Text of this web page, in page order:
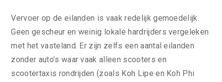
Vervoer op de eilanden is vaak redelijk gemoedelijk.
Geen gescheur en weinig lokale hardrijders vergeleken
met het vasteland. Er zijn zelfs een aantal eilanden
zonder auto’s waar vaak alleen scooters en
scootertaxis rondrijden (zoals Koh Lipe en Koh Phi